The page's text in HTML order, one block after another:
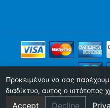
Copyright © Katoptro
Προκειμένου να σας
διαδίκτυο, αυτός ο ιστότοπος
Accept Decline